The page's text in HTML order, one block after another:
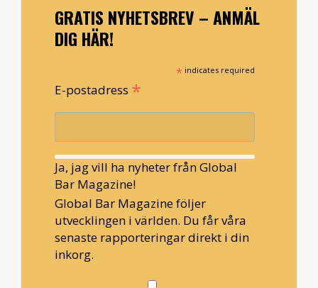
GRATIS NYHETSBREV – ANMÄL
DIG HÄR!
* indicates required
E-postadress *
Ja, jag vill ha nyheter från Global
Bar Magazine!
Global Bar Magazine följer
utvecklingen i världen. Du får våra
senaste rapporteringar direkt i din
inkorg.